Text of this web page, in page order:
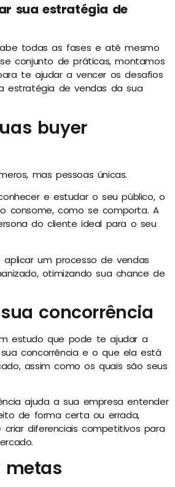
sua estratégia de
todas as fases e até mesmo
conjunto de práticas, montamos
te ajudar a vencer os desafios
estratégia de vendas da sua
buyer
mas pessoas únicas.
e estudar o seu público, o
consome, como se comporta. A
do cliente ideal para o seu
um processo de vendas
otimizando sua chance de
concorrência
estudo que pode te ajudar a
concorrência e o que ela está
assim como os quais são seus
ajuda a sua empresa entender
de forma certa ou errada,
diferenciais competitivos para
metas